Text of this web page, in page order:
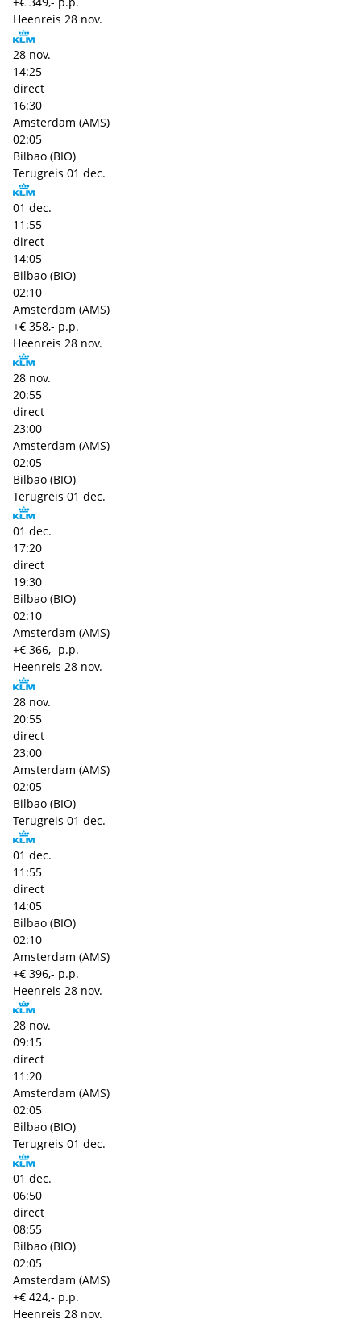
Heenreis 28 nov.
28 nov.
14:25
direct
16:30
Amsterdam (AMS)
02:05
Bilbao (BIO)
Terugreis 01 dec.
01 dec.
11:55
direct
14:05
Bilbao (BIO)
02:10
Amsterdam (AMS)
+€ 358,- p.p.
Heenreis 28 nov.
28 nov.
20:55
direct
23:00
Amsterdam (AMS)
02:05
Bilbao (BIO)
Terugreis 01 dec.
01 dec.
17:20
direct
19:30
Bilbao (BIO)
02:10
Amsterdam (AMS)
+€ 366,- p.p.
Heenreis 28 nov.
28 nov.
20:55
direct
23:00
Amsterdam (AMS)
02:05
Bilbao (BIO)
Terugreis 01 dec.
01 dec.
11:55
direct
14:05
Bilbao (BIO)
02:10
Amsterdam (AMS)
+€ 396,- p.p.
Heenreis 28 nov.
28 nov.
09:15
direct
11:20
Amsterdam (AMS)
02:05
Bilbao (BIO)
Terugreis 01 dec.
01 dec.
06:50
direct
08:55
Bilbao (BIO)
02:05
Amsterdam (AMS)
+€ 424,- p.p.
Heenreis 28 nov.